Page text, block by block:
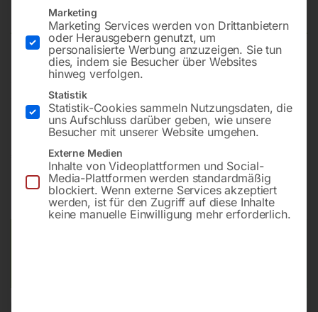
zum seitlichen Anwärmen für HEAT CHAMP 16kW/HDi
16K400 KB/HDi 16K400 TC/HDi 18K400 TC/HDi 21K400
TC/HDi 23K400 TC/HDi 25K400 TC
624,00
inkl. MwSt. zzgl. Versandkosten
Lieferzeit:ca. 2 - 3 Tage
Marketing
Marketing Services werden von Drittanbietern
oder Herausgebern genutzt, um
personalisierte Werbung anzuzeigen. Sie tun
dies, indem sie Besucher über Websites
hinweg verfolgen.
Statistik
Statistik-Cookies sammeln Nutzungsdaten, die
uns Aufschluss darüber geben, wie unsere
Besucher mit unserer Website umgehen.
Externe Medien
Inhalte von Videoplattformen und Social-
Media-Plattformen werden standardmäßig
blockiert. Wenn externe Services akzeptiert
werden, ist für den Zugriff auf diese Inhalte
keine manuelle Einwilligung mehr erforderlich.